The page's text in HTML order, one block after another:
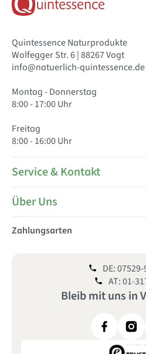
Quintessence Naturprodukte
Wolfegger Str. 6 | 88267 Vogt
info@natuerlich-quintessence.de
Montag - Donnerstag
8:00 - 17:00 Uhr
Freitag
8:00 - 16:00 Uhr
Service & Kontakt
Über Uns
Zahlungsarten
Bleib mit uns in
DE:
AT: 01-